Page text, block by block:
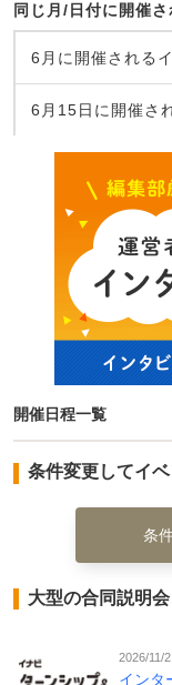
同じ月/日付に開催
6月に開催される
6月15日に開催さ
開催日程一覧
条件変更してイ
条
大型の合同説明会
2026/11/
インタ